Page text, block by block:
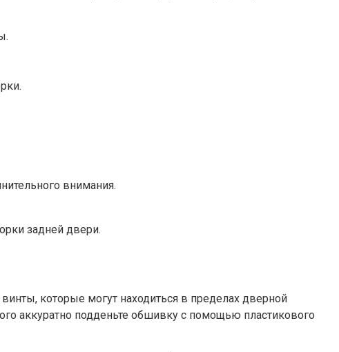
внимания.
задней двери.
которые могут находиться в пределах дверной
аккуратно подденьте обшивку с помощью пластикового